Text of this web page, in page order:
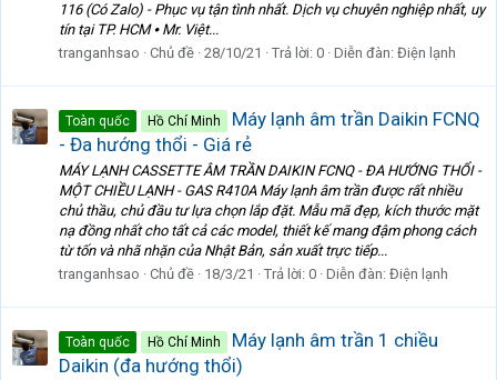
116 (Có Zalo) - Phục vụ tận tình nhất. Dịch vụ chuyên nghiệp nhất, uy
tín tại TP. HCM ⦁ Mr. Việt...
tranganhsao
Chủ đề 28/10/21 Trả lời: 0 Diễn đàn: Điện lạnh
Toàn quốc Hồ Chí Minh
Máy lạnh âm trần Daikin FCNQ
- Đa hướng thổi - Giá rẻ
MÁY LẠNH CASSETTE ÂM TRẦN DAIKIN FCNQ - ĐA HƯỚNG THỔI -
MỘT CHIỀU LẠNH - GAS R410A Máy lạnh âm trần được rất nhiều
chủ thầu, chủ đầu tư lựa chọn lắp đặt. Mẫu mã đẹp, kích thước mặt
nạ đồng nhất cho tất cả các model, thiết kế mang đậm phong cách
từ tốn và nhã nhặn của Nhật Bản, sản xuất trực tiếp...
tranganhsao
Chủ đề 18/3/21 Trả lời: 0 Diễn đàn: Điện lạnh
Toàn quốc Hồ Chí Minh
Máy lạnh âm trần 1 chiều
Daikin (đa hướng thổi)